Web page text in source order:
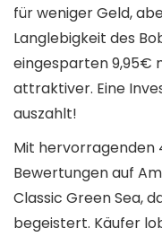
für weniger Geld,
Langlebigkeit des
eingesparten 9,95€
attraktiver. Eine
auszahlt!
Mit hervorragenden
Bewertungen auf
Classic Green Sea,
begeistert. Käufer